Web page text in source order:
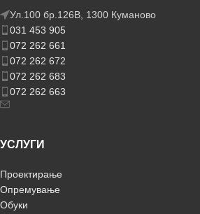
Ул.100 бр.126В, 1300 Куманово
031 453 905
072 262 661
072 262 672
072 262 683
072 262 663
УСЛУГИ
Проектирање
Опремување
Обуки